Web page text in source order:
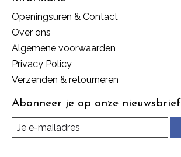
Openingsuren & Contact
Over ons
Algemene voorwaarden
Privacy Policy
Verzenden & retourneren
Abonneer je op onze nieuwsbrief